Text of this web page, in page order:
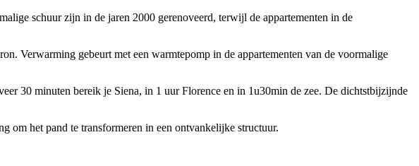
schuur zijn in de jaren 2000 gerenoveerd, terwijl de appartementen in de
Verwarming gebeurt met een warmtepomp in de appartementen van de voormalige
30 minuten bereik je Siena, in 1 uur Florence en in 1u30min de zee. De dichtstbijzijnde
om het pand te transformeren in een ontvankelijke structuur.